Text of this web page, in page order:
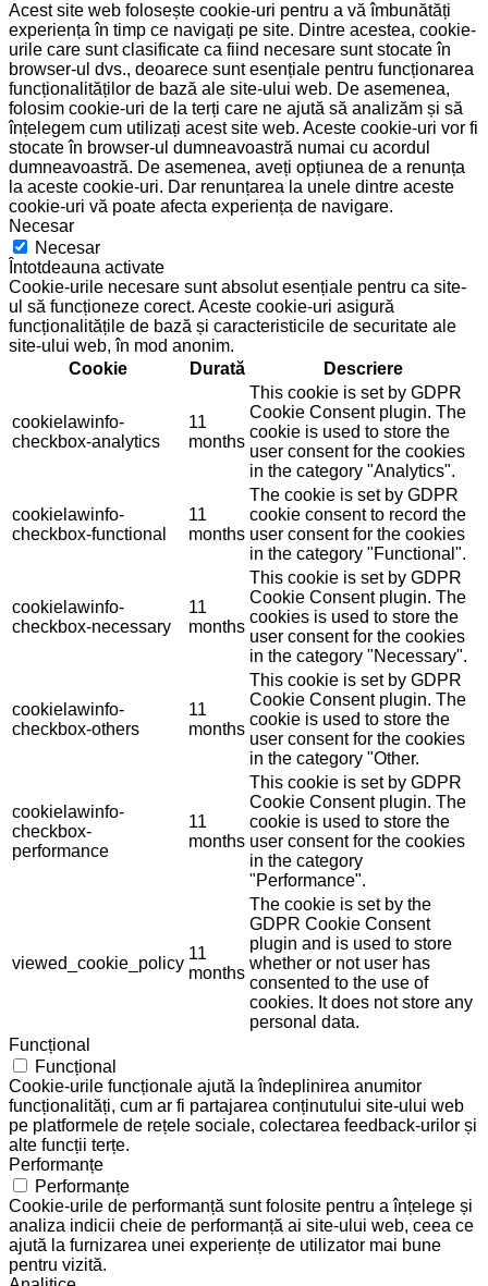
Acest site web folosește cookie-uri pentru a vă îmbunătăți
experiența în timp ce navigați pe site. Dintre acestea, cookie-
urile care sunt clasificate ca fiind necesare sunt stocate în
browser-ul dvs., deoarece sunt esențiale pentru funcționarea
funcționalităților de bază ale site-ului web. De asemenea,
folosim cookie-uri de la terți care ne ajută să analizăm și să
înțelegem cum utilizați acest site web. Aceste cookie-uri vor fi
stocate în browser-ul dumneavoastră numai cu acordul
dumneavoastră. De asemenea, aveți opțiunea de a renunța
la aceste cookie-uri. Dar renunțarea la unele dintre aceste
cookie-uri vă poate afecta experiența de navigare.
Necesar
Necesar
Întotdeauna activate
Cookie-urile necesare sunt absolut esențiale pentru ca site-
ul să funcționeze corect. Aceste cookie-uri asigură
funcționalitățile de bază și caracteristicile de securitate ale
site-ului web, în mod anonim.
Cookie
Durată Descriere
cookielawinfo-
checkbox-analytics
11
months
This cookie is set by GDPR
Cookie Consent plugin. The
cookie is used to store the
user consent for the cookies
in the category "Analytics".
cookielawinfo-
checkbox-functional
11
months
The cookie is set by GDPR
cookie consent to record the
user consent for the cookies
in the category "Functional".
cookielawinfo-
checkbox-necessary
11
months
This cookie is set by GDPR
Cookie Consent plugin. The
cookies is used to store the
user consent for the cookies
in the category "Necessary".
cookielawinfo-
checkbox-others
11
months
This cookie is set by GDPR
Cookie Consent plugin. The
cookie is used to store the
user consent for the cookies
in the category "Other.
cookielawinfo-
checkbox-
performance
11
months
This cookie is set by GDPR
Cookie Consent plugin. The
cookie is used to store the
user consent for the cookies
in the category
"Performance".
viewed_cookie_policy
11
months
The cookie is set by the
GDPR Cookie Consent
plugin and is used to store
whether or not user has
consented to the use of
cookies. It does not store any
personal data.
Funcțional
Funcțional
Cookie-urile funcționale ajută la îndeplinirea anumitor
funcționalități, cum ar fi partajarea conținutului site-ului web
pe platformele de rețele sociale, colectarea feedback-urilor și
alte funcții terțe.
Performanțe
Performanțe
Cookie-urile de performanță sunt folosite pentru a înțelege și
analiza indicii cheie de performanță ai site-ului web, ceea ce
ajută la furnizarea unei experiențe de utilizator mai bune
pentru vizită.